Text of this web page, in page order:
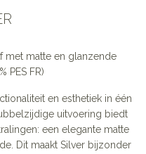
met matte en glanzende
PES FR)
en esthetiek in één
uitvoering biedt
een elegante matte
Dit maakt Silver bijzonder